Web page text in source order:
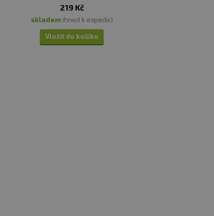
219 Kč
skladem ihned k expedici
Vložit do košíku